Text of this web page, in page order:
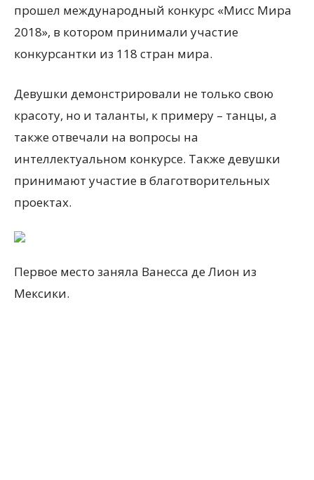
прошел международный конкурс «Мисс Мира
2018», в котором принимали участие
конкурсантки из 118 стран мира.
Девушки демонстрировали не только свою
красоту, но и таланты, к примеру – танцы, а
также отвечали на вопросы на
интеллектуальном конкурсе. Также девушки
принимают участие в благотворительных
проектах.
Первое место заняла Ванесса де Лион из
Мексики.